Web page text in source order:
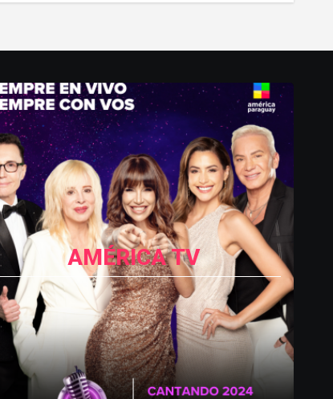
AMÉRICA TV